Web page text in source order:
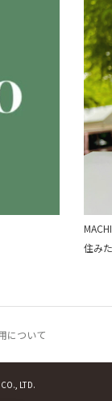
住み
について
LTD.